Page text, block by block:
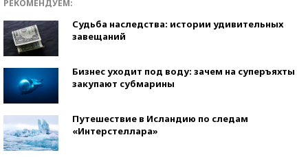
РЕКОМЕНДУЕМ:
Судьба наследства: истории удивительных
завещаний
Бизнес уходит под воду: зачем на суперъяхты
закупают субмарины
Путешествие в Исландию по следам
«Интерстеллара»